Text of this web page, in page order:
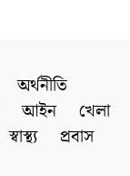
অর্থনীতি
আইন
খেলা
স্বাস্থ্য
প্রবাস